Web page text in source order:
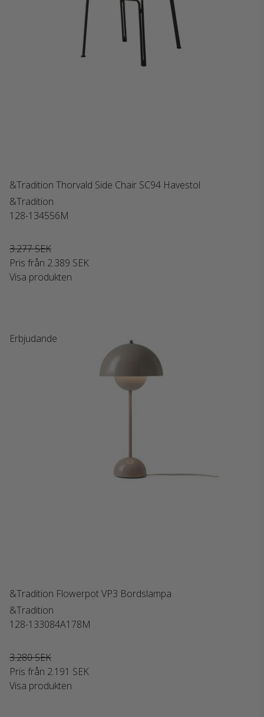
&Tradition Thorvald Side Chair SC94 Havestol
&Tradition
128-134556M
3.277 SEK
Pris från 2.389 SEK
Visa produkten
Erbjudande
&Tradition Flowerpot VP3 Bordslampa
&Tradition
128-133084A178M
3.280 SEK
Pris från 2.191 SEK
Visa produkten